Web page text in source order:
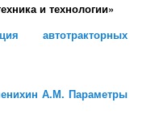
и технологии»
автотракторных
А.М. Параметры